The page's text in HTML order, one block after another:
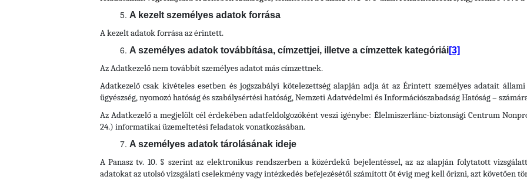
A kezelt személyes adatok forrása
A kezelt adatok forrása az érintett.
A személyes adatok továbbítása, címzettjei, illetve a címzettek kategóriái[3]
Az Adatkezelő nem továbbít személyes adatot más címzettnek.
Adatkezelő csak kivételes esetben és jogszabályi kötelezettség alapján adja át az Érintett személyes adatait
ügyészség, nyomozó hatóság és szabálysértési hatóság, Nemzeti Adatvédelmi és Információszabadság Hatóság –
Az Adatkezelő a megjelölt cél érdekében adatfeldolgozóként veszi igénybe: Élelmiszerlánc-biztonsági Centrum
24.) informatikai üzemeltetési feladatok vonatkozásában.
A személyes adatok tárolásának ideje
A Panasz tv. 10. § szerint az elektronikus rendszerben a közérdekű bejelentéssel, az az alapján folytatott
adatokat az utolsó vizsgálati cselekmény vagy intézkedés befejezésétől számított öt évig meg kell őrizni, azt követően